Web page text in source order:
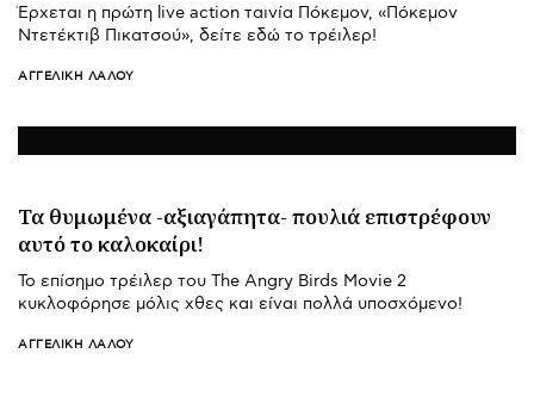
Έρχεται η πρώτη live action ταινία Πόκεμον, «Πόκεμον
Ντετέκτιβ Πικατσού», δείτε εδώ το τρέιλερ!
ΑΓΓΕΛΙΚΉ ΛΆΛΟΥ
Τα θυμωμένα -αξιαγάπητα- πουλιά επιστρέφουν
αυτό το καλοκαίρι!
Το επίσημο τρέιλερ του The Angry Birds Movie 2
κυκλοφόρησε μόλις χθες και είναι πολλά υποσχόμενο!
ΑΓΓΕΛΙΚΉ ΛΆΛΟΥ